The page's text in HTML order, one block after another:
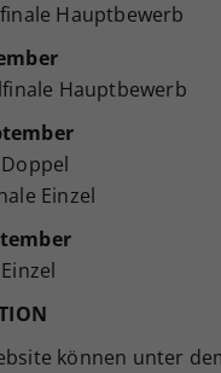
Hauptbewerb
Hauptbewerb
Einzel
können unter